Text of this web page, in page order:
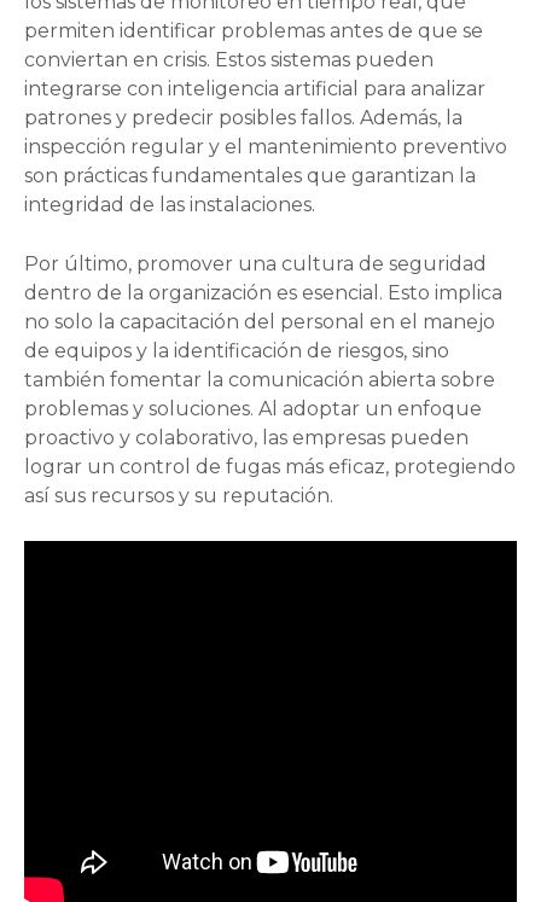
permiten identificar problemas antes de que se
conviertan en crisis. Estos sistemas pueden
integrarse con inteligencia artificial para analizar
patrones y predecir posibles fallos. Además, la
inspección regular y el mantenimiento preventivo
son prácticas fundamentales que garantizan la
integridad de las instalaciones.
Por último, promover una cultura de seguridad
dentro de la organización es esencial. Esto implica
no solo la capacitación del personal en el manejo
de equipos y la identificación de riesgos, sino
también fomentar la comunicación abierta sobre
problemas y soluciones. Al adoptar un enfoque
proactivo y colaborativo, las empresas pueden
lograr un control de fugas más eficaz, protegiendo
así sus recursos y su reputación.